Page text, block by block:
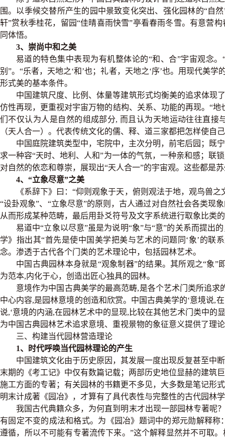
围。以季候交替所产生的园中景致变化突出、强化园林的“自
轩”赏秋季桂花，留园“佳晴喜雨快雪”亭看春雨冬雪。有意营
同体悟。
3、崇尚中和之美
易道的特色集中表现为有机整体论的“和、合”宇宙观念。
别”。“乐者，天地之‘和’也；礼者，天地之‘序’也。用现代美
形式美的基本条件。
中国建筑尺度、比例、体量等建筑形式均衡美的追求体现
仿性再现，更重视对宇宙万物的结构、关系、功能的再现。“
们不仅认为人是自然的组成部分, 而且认为天地运动往往直
（天人合一）。代表传统文化的儒、释、道三家都把怎样使
中国庭院建筑类型中，宅院中，主次分明，前宅后园；既
求一种容“天时、地利、人和”为一体的气氛，一种亲和感；联
对自然的依恋和尊崇，展现出“天人合一”的宇宙观。这些都是
4、“立象尽意”之美
《系辞下》曰：“仰则观象于天，俯则观法于地，观鸟兽
“设卦观象”、“立象尽意”的原则，古人通过对自然社会各类现
从而形成某种范畴，最后用卦爻符号及文字系统进行取象比类
易道中“立象以尽意”虽是为说明“象”与“意”的关系而提出
学》指出其“首先是使中国美学把美与艺术的问题同‘象’的联
念。渗透于古代各个门类的艺术理论中，包括园林艺术。
中国古典园林本身就是“观象制器”的结果。其所观之“象
为范本,内化于心，创造出匠心独具的园林。
意境作为中国古典美学的最高范畴,是各个艺术门类所追
中心内容,是园林意境的创造和欣赏。中国古典美学的‘意境说,
说,‘意境的内涵,在园林艺术中的显现,比较在其他艺术门类中的
为中国古典园林艺术追求意境、重视景物的象征意义提供了理
三、构建当代园林营造理论
1、时代呼唤当代园林理论的产生
中国建筑文化由于历史原因，其发展一度出现反复甚至中
末期的《考工记》中仅有数篇记载；两部历史地位显赫的建
施工方面的专著；有关园林的书籍更不多见，大多数是笔记形
明末计成著《园冶》，才算有了具代表性与完整性的古代园林
我国古代典籍众多，为何直到明末才出现一部园林专著呢
有固定不变的成法和格式。为《园冶》题词中的郑元勋解释称
遵循，所以不可能有专著流传下来。”这个解释显然并不可取